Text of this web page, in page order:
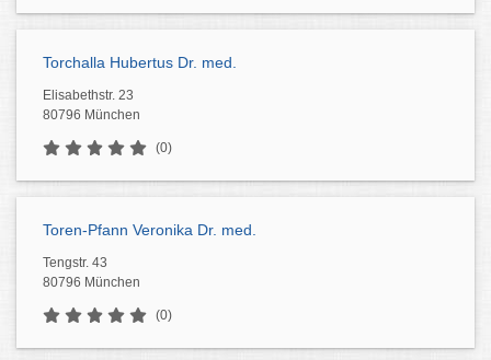
Torchalla Hubertus Dr. med.
Elisabethstr. 23
80796 München
(0)
Toren-Pfann Veronika Dr. med.
Tengstr. 43
80796 München
(0)